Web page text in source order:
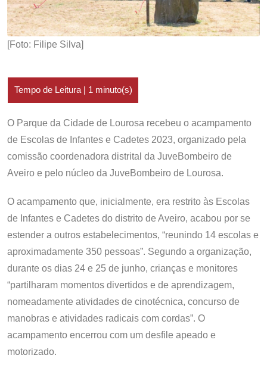
[Foto: Filipe Silva]
O Parque da Cidade de Lourosa recebeu o acampamento
de Escolas de Infantes e Cadetes 2023, organizado pela
comissão coordenadora distrital da JuveBombeiro de
Aveiro e pelo núcleo da JuveBombeiro de Lourosa.
O acampamento que, inicialmente, era restrito às Escolas
de Infantes e Cadetes do distrito de Aveiro, acabou por se
estender a outros estabelecimentos, “reunindo 14 escolas e
aproximadamente 350 pessoas”. Segundo a organização,
durante os dias 24 e 25 de junho, crianças e monitores
“partilharam momentos divertidos e de aprendizagem,
nomeadamente atividades de cinotécnica, concurso de
manobras e atividades radicais com cordas”. O
acampamento encerrou com um desfile apeado e
motorizado.